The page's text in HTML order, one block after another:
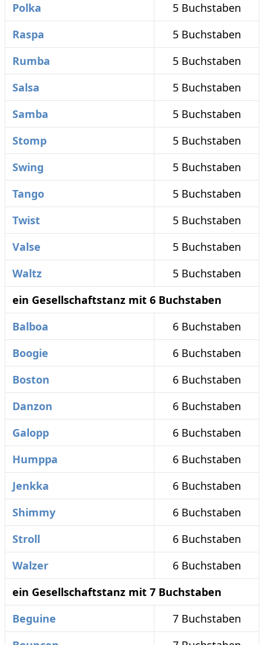
Polka
5 Buchstaben
Raspa
5 Buchstaben
Rumba
5 Buchstaben
Salsa
5 Buchstaben
Samba
5 Buchstaben
Stomp
5 Buchstaben
Swing
5 Buchstaben
Tango
5 Buchstaben
Twist
5 Buchstaben
Valse
5 Buchstaben
Waltz
5 Buchstaben
ein Gesellschaftstanz mit 6 Buchstaben
Balboa
6 Buchstaben
Boogie
6 Buchstaben
Boston
6 Buchstaben
Danzon
6 Buchstaben
Galopp
6 Buchstaben
Humppa
6 Buchstaben
Jenkka
6 Buchstaben
Shimmy
6 Buchstaben
Stroll
6 Buchstaben
Walzer
6 Buchstaben
ein Gesellschaftstanz mit 7 Buchstaben
Beguine
7 Buchstaben